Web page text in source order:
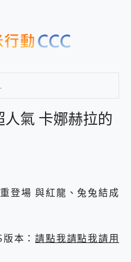
，走到哪順到哪！
專為 PC上的 XBOX和掌機設計的 FireCuda X1070 SSD 固態硬碟開箱 評測
× 年末優惠，一篇全看懂
人氣 卡娜赫拉的
登場 與紅龍、兔兔結成
本：請點我請點我請用